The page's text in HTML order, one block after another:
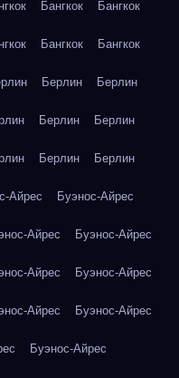
Бангкок Бангкок
Бангкок Бангкок
Берлин Берлин
Берлин Берлин
Берлин Берлин
Айрес Буэнос-Айрес
Айрес Буэнос-Айрес
Айрес Буэнос-Айрес
Айрес Буэнос-Айрес
Буэнос-Айрес